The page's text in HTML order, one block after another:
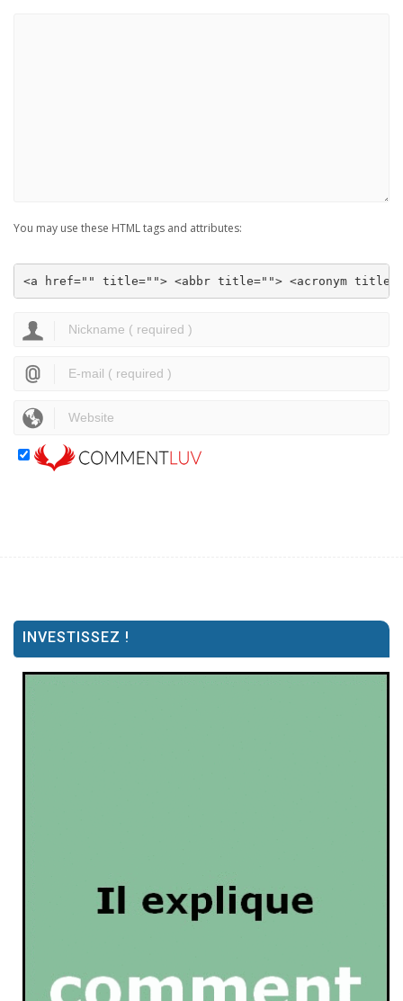
You may use these HTML tags and attributes:
<a href="" title=""> <abbr title=""> <acronym
INVESTISSEZ !